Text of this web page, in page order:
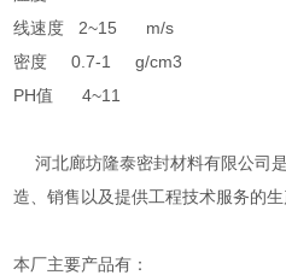
线速度 2~15 m/s
密度 0.7-1 g/cm3
PH值 4~11
河北廊坊隆泰密封材料有限公司
造、销售以及提供工程技术服务的生
本厂主要产品有：